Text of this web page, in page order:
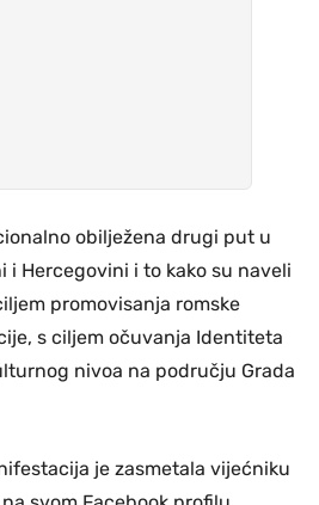
obilježena drugi put u
i Hercegovini i to kako su naveli
promovisanja romske
s ciljem očuvanja Identiteta
nivoa na području Grada
je zasmetala vijećniku